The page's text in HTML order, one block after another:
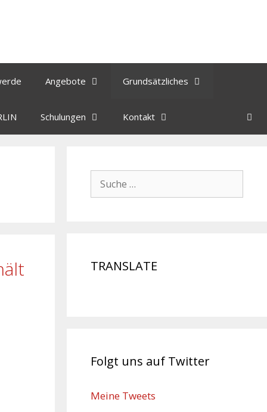
Angebote Grundsätzliches
Schulungen Kontakt
TRANSLATE
Folgt uns auf Twitter
Meine Tweets